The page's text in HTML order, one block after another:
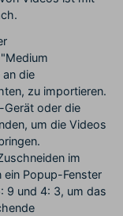
an die
zu importieren.
Gerät oder die
um die Videos
im
ein Popup-Fenster
9 und 4: 3, um das